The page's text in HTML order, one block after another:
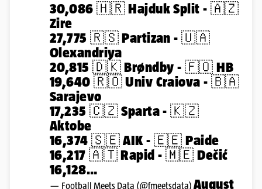
30,086 🇭🇷 Hajduk Split - 🇦🇿
Zire
27,775 🇷🇸 Partizan - 🇺🇦
Olexandriya
20,815 🇩🇰 Brøndby - 🇫🇴 HB
19,640 🇷🇴 Univ Craiova - 🇧🇦
Sarajevo
17,235 🇨🇿 Sparta - 🇰🇿
Aktobe
16,374 🇸🇪 AIK - 🇪🇪 Paide
16,217 🇦🇹 Rapid - 🇲🇪 Dečić
16,128…
— Football Meets Data (@fmeetsdata) August